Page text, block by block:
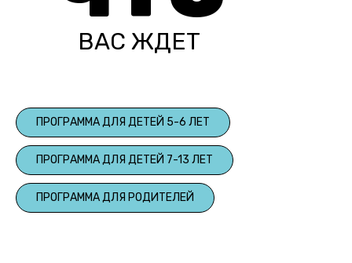
ВАС ЖДЕТ
ПРОГРАММА ДЛЯ ДЕТЕЙ 5-6 ЛЕТ
ПРОГРАММА ДЛЯ ДЕТЕЙ 7-13 ЛЕТ
ПРОГРАММА ДЛЯ РОДИТЕЛЕЙ